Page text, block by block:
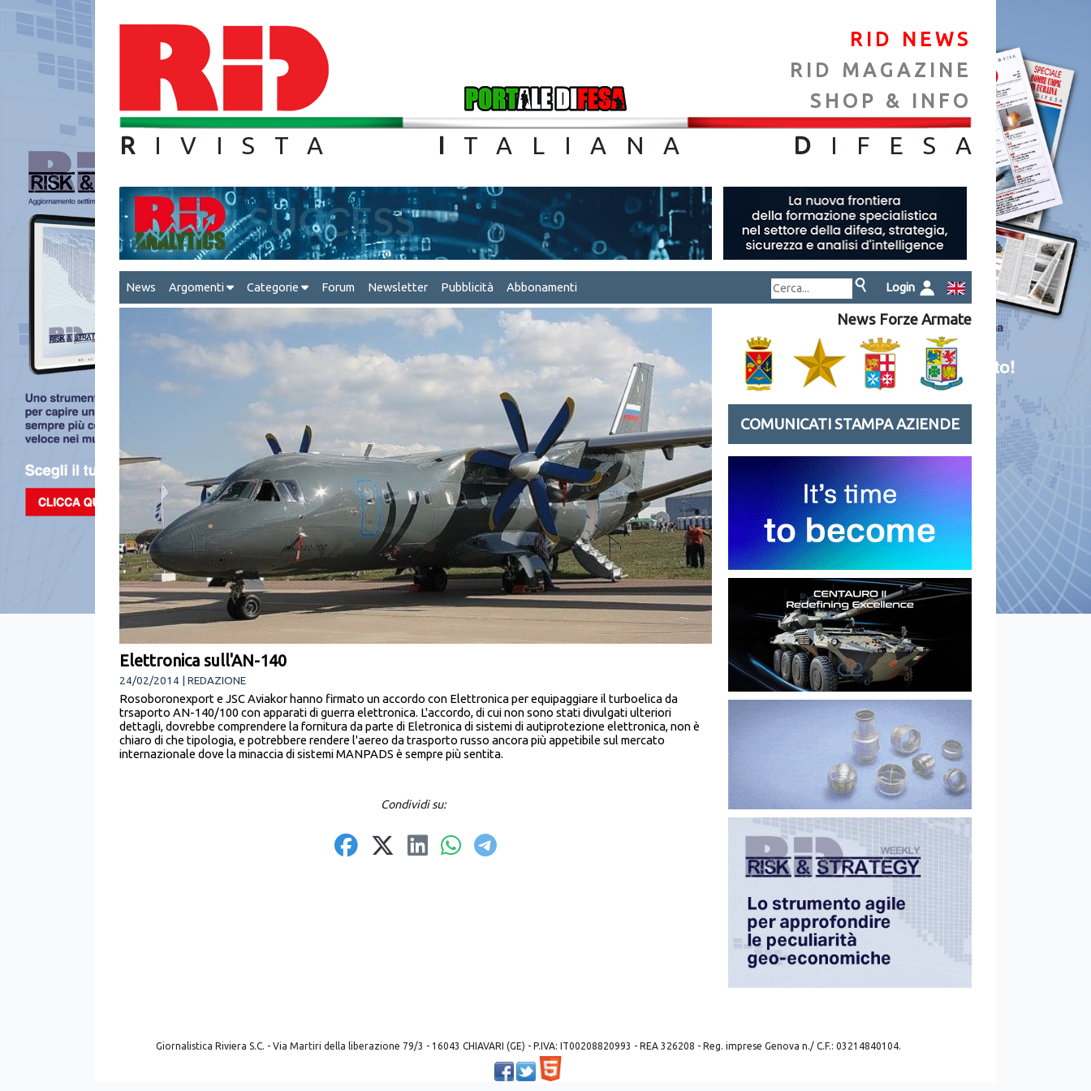
RID NEWS
RID MAGAZINE
SHOP & INFO
R IVISTA I TALIANA D IFES A
News Argomenti Categorie Forum Newsletter Pubblicità Abbonamenti Login
Elettronica sull'AN-140
24/02/2014 | REDAZIONE
Rosoboronexport e JSC Aviakor hanno firmato un accordo con Elettronica per equipaggiare il turboelica da
trsaporto AN-140/100 con apparati di guerra elettronica. L'accordo, di cui non sono stati divulgati ulteriori
dettagli, dovrebbe comprendere la fornitura da parte di Eletronica di sistemi di autiprotezione elettronica, non è
chiaro di che tipologia, e potrebbere rendere l'aereo da trasporto russo ancora più appetibile sul mercato
internazionale dove la minaccia di sistemi MANPADS è sempre più sentita.
Condividi su:
News Forze Armate
COMUNICATI STAMPA AZIENDE
Giornalistica Riviera S.C. - Via Martiri della liberazione 79/3 - 16043 CHIAVARI (GE) - P.IVA: IT00208820993 - REA 326208 - Reg. imprese Genova n./ C.F.: 03214840104.